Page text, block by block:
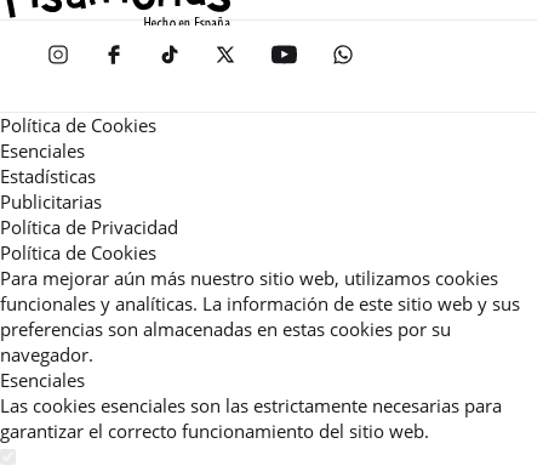
Política de Cookies
Esenciales
Estadísticas
Publicitarias
Política de Privacidad
Política de Cookies
Para mejorar aún más nuestro sitio web, utilizamos cookies
funcionales y analíticas. La información de este sitio web y sus
preferencias son almacenadas en estas cookies por su
navegador.
Esenciales
Las cookies esenciales son las estrictamente necesarias para
garantizar el correcto funcionamiento del sitio web.